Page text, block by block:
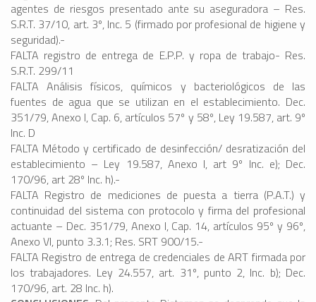
agentes de riesgos presentado ante su aseguradora – Res.
S.R.T. 37/10, art. 3º, Inc. 5 (firmado por profesional de higiene y
seguridad).-
FALTA registro de entrega de E.P.P. y ropa de trabajo- Res.
S.R.T. 299/11
FALTA Análisis físicos, químicos y bacteriológicos de las
fuentes de agua que se utilizan en el establecimiento. Dec.
351/79, Anexo I, Cap. 6, artículos 57º y 58º, Ley 19.587, art. 9º
Inc. D
FALTA Método y certificado de desinfección/ desratización del
establecimiento – Ley 19.587, Anexo I, art 9º Inc. e); Dec.
170/96, art 28º Inc. h).-
FALTA Registro de mediciones de puesta a tierra (P.A.T.) y
continuidad del sistema con protocolo y firma del profesional
actuante – Dec. 351/79, Anexo I, Cap. 14, artículos 95º y 96º,
Anexo VI, punto 3.3.1; Res. SRT 900/15.-
FALTA Registro de entrega de credenciales de ART firmada por
los trabajadores. Ley 24.557, art. 31º, punto 2, Inc. b); Dec.
170/96, art. 28 Inc. h).